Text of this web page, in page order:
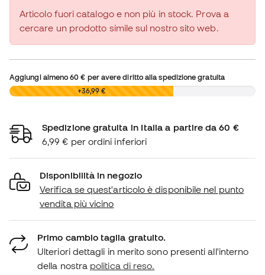
Articolo fuori catalogo e non più in stock. Prova a
cercare un prodotto simile sul nostro sito web.
Aggiungi almeno60 € per avere diritto alla spedizione gratuita
0,00 € +36,99 €
Spedizione gratuita in Italia a partire da 60 €
6,99 € per ordini inferiori
Disponibilità in negozio
Verifica se quest'articolo è disponibile nel punto
vendita più vicino
Primo cambio taglia gratuito.
Ulteriori dettagli in merito sono presenti all'interno
della nostra politica di reso.